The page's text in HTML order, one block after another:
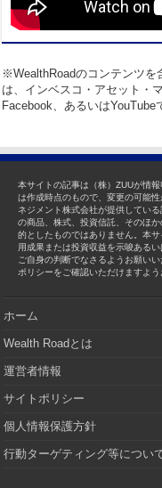
※WealthRoadのコンテンツを
は、インベスコ・アセット・
Facebook、あるいはYouTube
本サイトの記事は（株）ZUUが情
は作成時点のもので、変更の可能
ネジメント株式会社が提供してい
の商品、株式、投資信託、そのほ
的としたものではありません。本
用成果または投資収益を示唆ある
ご自身の判断でなさるようお願い
ポリシーをご確認いただけますよう
ホーム
Wealth Roadとは
運営者情報
サイトポリシー
個人情報保護方針
行動ターゲティング等につい